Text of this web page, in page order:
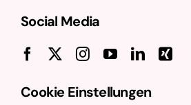
Social Media
Cookie Einstellungen